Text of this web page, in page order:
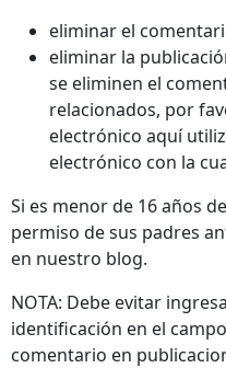
eliminar el
eliminar la
se eliminen el
relacionados, por
electrónico aquí
electrónico con la
Si es menor de 16 años
permiso de sus padres
en nuestro blog.
NOTA: Debe evitar
identificación en el
comentario en